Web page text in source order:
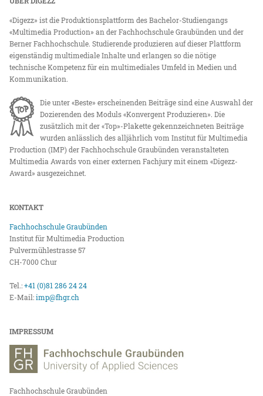
«Digezz» ist die Produktionsplattform des Bachelor-Studiengangs
«Multimedia Production» an der Fachhochschule Graubünden und der
Berner Fachhochschule. Studierende produzieren auf dieser Plattform
eigenständig multimediale Inhalte und erlangen so die nötige
technische Kompetenz für ein multimediales Umfeld in Medien und
Kommunikation.
Die unter «Beste» erscheinenden Beiträge sind eine Auswahl der
Dozierenden des Moduls «Konvergent Produzieren». Die
zusätzlich mit der «Top»-Plakette gekennzeichneten Beiträge
wurden anlässlich des alljährlich vom Institut für Multimedia
Production (IMP) der Fachhochschule Graubünden veranstalteten
Multimedia Awards von einer externen Fachjury mit einem «Digezz-
Award» ausgezeichnet.
KONTAKT
Fachhochschule Graubünden
Institut für Multimedia Production
Pulvermühlestrasse 57
CH-7000 Chur
Tel.:+41 (0)81 286 24 24
E-Mail:imp@fhgr.ch
IMPRESSUM
Fachhochschule Graubünden